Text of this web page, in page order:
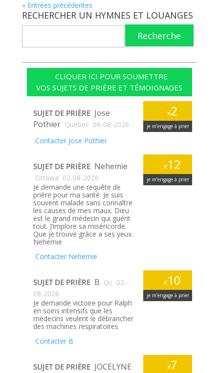
« Entrées précédentes
RECHERCHER UN HYMNES ET LOUANGES
Recherche
CLIQUER ICI POUR SOUMETTRE
VOS SUJETS DE PRIÈRE ET TÉMOIGNAGES
x2
je m’engage à prier
SUJET DE PRIÈRE Jose
Pothier Quebec 06-08-2026
Contacter Jose Pothier
x12
je m’engage à prier
SUJET DE PRIÈRE Nehemie
Ottawa 02-08-2026
Je demande une requête de
prière pour ma santé. Je suis
souvent malade sans connaître
les causes de mes maux. Dieu
est le grand médecin qui guérit
tout. J’implore sa miséricorde.
Que je trouve gràce a ses yeux.
Nehemie
Contacter Nehemie
x10
je m’engage à prier
SUJET DE PRIÈRE B Qc 02-
08-2026
Je demande victoire pour Ralph
en soins intensifs que les
médecins veulent le débrancher
des machines respiratoires
Contacter B
x7
SUJET DE PRIÈRE JOCELYNE